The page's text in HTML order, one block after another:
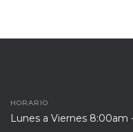
HORARIO
Lunes a Viernes 8:00am